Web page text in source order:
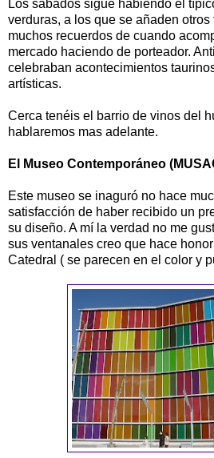
Los sábados sigue habiendo el
verduras, a los que se añaden otros
muchos recuerdos de cuando
mercado haciendo de porteador.
celebraban acontecimientos
artísticas.
Cerca tenéis el barrio de vinos del
hablaremos mas adelante.
El Museo Contemporáneo
Este museo se inaguró no hace
satisfacción de haber recibido un
su diseño. A mí la verdad no me
sus ventanales creo que hace
Catedral ( se parecen en el color y